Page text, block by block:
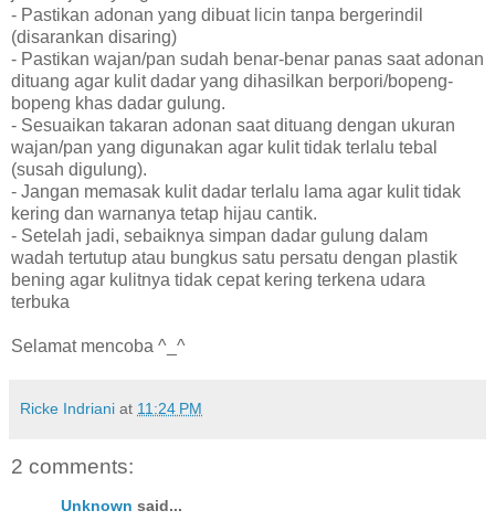
- Pastikan adonan yang dibuat licin tanpa bergerindil
(disarankan disaring)
- Pastikan wajan/pan sudah benar-benar panas saat adonan
dituang agar kulit dadar yang dihasilkan berpori/bopeng-
bopeng khas dadar gulung.
- Sesuaikan takaran adonan saat dituang dengan ukuran
wajan/pan yang digunakan agar kulit tidak terlalu tebal
(susah digulung).
- Jangan memasak kulit dadar terlalu lama agar kulit tidak
kering dan warnanya tetap hijau cantik.
- Setelah jadi, sebaiknya simpan dadar gulung dalam
wadah tertutup atau bungkus satu persatu dengan plastik
bening agar kulitnya tidak cepat kering terkena udara
terbuka
Selamat mencoba ^_^
Ricke Indriani at 11:24 PM
2 comments:
Unknown said...